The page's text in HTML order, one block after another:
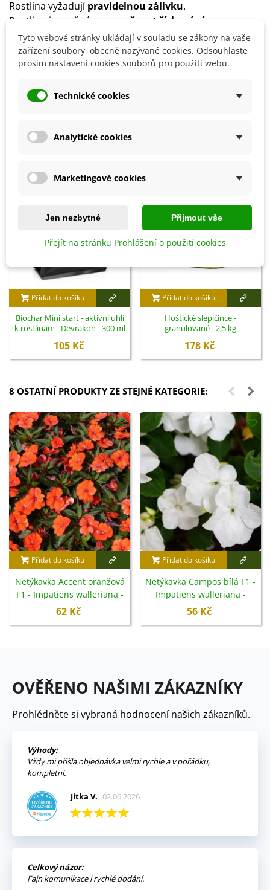
Rostlina vyžadujípravidelnou zálivku.
Rostlinu je možné rozmnožovat řízkováním
Některé odrůdy jsouslabě toxickéa mohou způsobit
střevní potíže.
Detaily produktu
SOUVISEJÍCÍ PRODUKTY
Přidat do košíku
Biochar Mini start - aktivní uhlí
k rostlinám - Devrakon - 300 ml
105 Kč
Přidat do košíku
Hoštické slepičince -
granulované - 2,5 kg
178 Kč
8 OSTATNÍ PRODUKTY ZE STEJNÉ KATEGORIE:
Přidat do košíku
Netýkavka Accent oranžová
F1 - Impatiens walleriana -
semena - 15 ks
62 Kč
Přidat do košíku
Netýkavka Campos bílá F1 -
Impatiens walleriana -
semena - 20 ks
56 Kč
OVĚŘENO NAŠIMI ZÁKAZNÍKY
Prohlédněte si vybraná hodnocení našich zákazníků.
Výhody:
Vždy mi přišla objednávka velmi rychle a v pořádku,
kompletní.
Jitka V. 02.06.2026
Celkový názor:
Fajn komunikace i rychlé dodání.
Tyto webové stránky ukládají v souladu se zákony na vaše
zařízení soubory, obecně nazývané cookies. Odsouhlaste
prosím nastavení cookies souborů pro použití webu.
Technické cookies
Analytické cookies
Marketingové cookies
Jen nezbytné Přijmout vše
Přejít na stránku Prohlášení o použití cookies